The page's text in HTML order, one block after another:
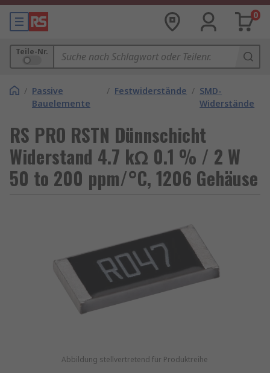
0
Teile-Nr.
/ Passive
Bauelemente
/ Festwiderstände / SMD-
Widerstände
RS PRO RSTN Dünnschicht
Widerstand 4.7 kΩ 0.1 % / 2 W
50 to 200 ppm/°C, 1206 Gehäuse
Abbildung stellvertretend für Produktreihe